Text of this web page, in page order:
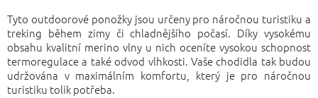
Tyto outdoorové ponožky jsou určeny pro náročnou turistiku a
treking během zimy či chladnějšího počasí. Díky vysokému
obsahu kvalitní merino vlny u nich oceníte vysokou schopnost
termoregulace a také odvod vlhkosti. Vaše chodidla tak budou
udržována v maximálním komfortu, který je pro náročnou
turistiku tolik potřeba.